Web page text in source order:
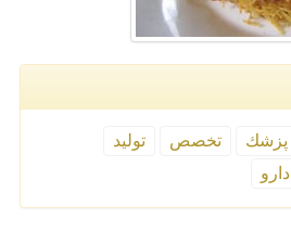
پزشك تخصص
تولید
دارو